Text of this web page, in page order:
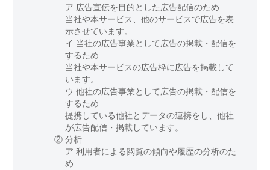
ア 広告宣伝を目的とした広告配信のため
当社や本サービス、他のサービスで広告を表
示させています。
イ 当社の広告事業として広告の掲載・配信を
するため
当社や本サービスの広告枠に広告を掲載して
います。
ウ 他社の広告事業として広告の掲載・配信を
するため
提携している他社とデータの連携をし、他社
が広告配信・掲載しています。
②分析
ア 利用者による閲覧の傾向や履歴の分析のた
め